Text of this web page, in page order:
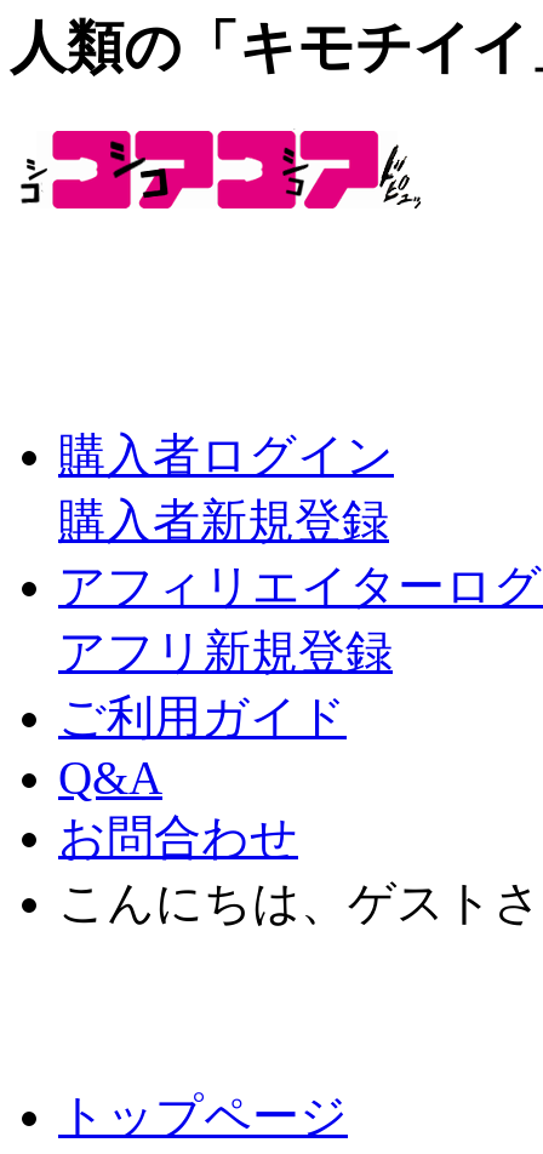
人類の「キモチイ
購入者ログイン
購入者新規登録
アフィリエイターロ
アフリ新規登録
ご利用ガイド
Q&A
お問合わせ
こんにちは、ゲスト
トップページ